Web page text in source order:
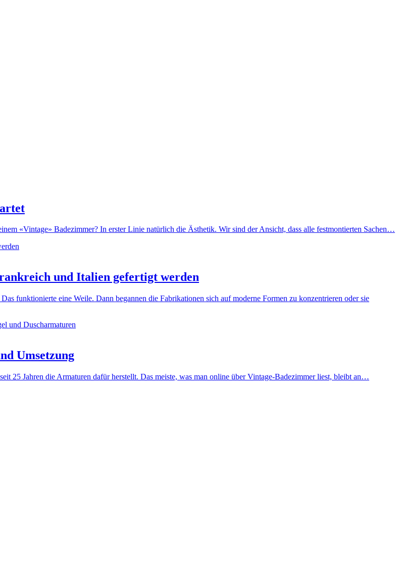
«Vintage» Badezimmer? In erster Linie natürlich die Ästhetik. Wir sind der Ansicht, dass alle festmontierten Sachen…
und Italien gefertigt werden
funktionierte eine Weile. Dann begannen die Fabrikationen sich auf moderne Formen zu konzentrieren oder sie
Umsetzung
25 Jahren die Armaturen dafür herstellt. Das meiste, was man online über Vintage-Badezimmer liest, bleibt an…